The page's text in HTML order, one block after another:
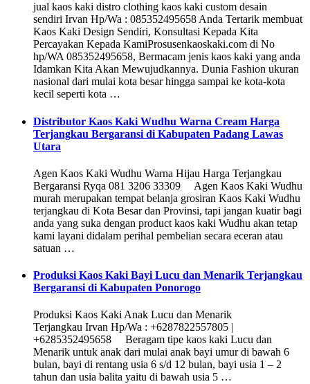
jual kaos kaki distro clothing kaos kaki custom desain
sendiri Irvan Hp/Wa : 085352495658 Anda Tertarik membuat
Kaos Kaki Design Sendiri, Konsultasi Kepada Kita
Percayakan Kepada KamiProsusenkaoskaki.com di No
hp/WA 085352495658, Bermacam jenis kaos kaki yang anda
Idamkan Kita Akan Mewujudkannya. Dunia Fashion ukuran
nasional dari mulai kota besar hingga sampai ke kota-kota
kecil seperti kota …
Distributor Kaos Kaki Wudhu Warna Cream Harga
Terjangkau Bergaransi di Kabupaten Padang Lawas
Utara
Agen Kaos Kaki Wudhu Warna Hijau Harga Terjangkau
Bergaransi Ryqa 081 3206 33309 Agen Kaos Kaki Wudhu
murah merupakan tempat belanja grosiran Kaos Kaki Wudhu
terjangkau di Kota Besar dan Provinsi, tapi jangan kuatir bagi
anda yang suka dengan product kaos kaki Wudhu akan tetap
kami layani didalam perihal pembelian secara eceran atau
satuan …
Produksi Kaos Kaki Bayi Lucu dan Menarik Terjangkau
Bergaransi di Kabupaten Ponorogo
Produksi Kaos Kaki Anak Lucu dan Menarik
Terjangkau Irvan Hp/Wa : +6287822557805 |
+6285352495658 Beragam tipe kaos kaki Lucu dan
Menarik untuk anak dari mulai anak bayi umur di bawah 6
bulan, bayi di rentang usia 6 s/d 12 bulan, bayi usia 1 – 2
tahun dan usia balita yaitu di bawah usia 5 …